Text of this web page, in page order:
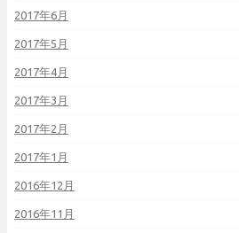
2017年6月
2017年5月
2017年4月
2017年3月
2017年2月
2017年1月
2016年12月
2016年11月